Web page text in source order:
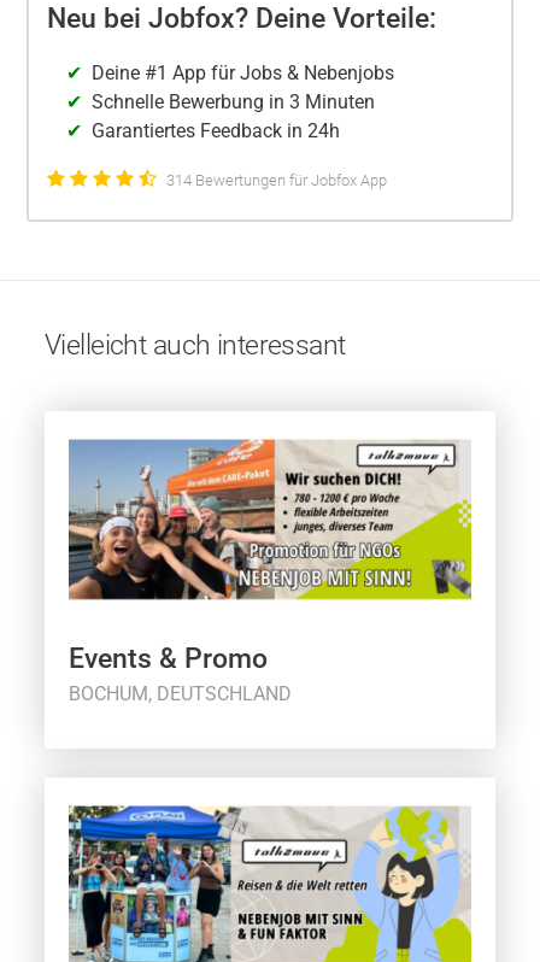
Neu bei Jobfox? Deine Vorteile:
Deine #1 App für Jobs & Nebenjobs
Schnelle Bewerbung in 3 Minuten
Garantiertes Feedback in 24h
314 Bewertungen für Jobfox App
Vielleicht auch interessant
Events & Promo
BOCHUM, DEUTSCHLAND